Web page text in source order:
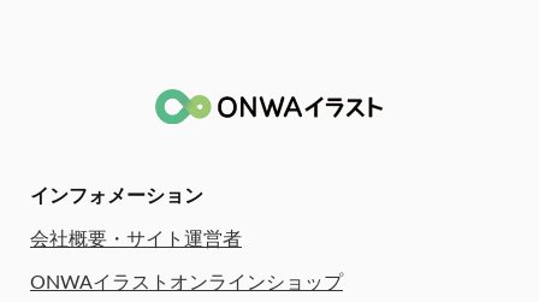
インフォメーション
会社概要・サイト運営者
ONWAイラストオンラインショップ